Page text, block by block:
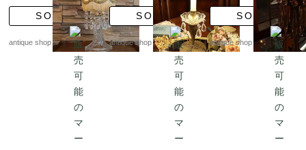
シェード付き
SOLD
antique shop at's
ールドグラス テーブ
ルランプSOLD
antique shop at's
ブルランプ
SOLD
antique shop at's